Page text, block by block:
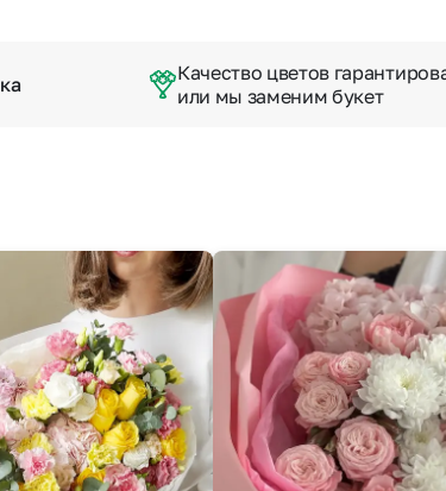
Качество цветов
или мы заменим букет